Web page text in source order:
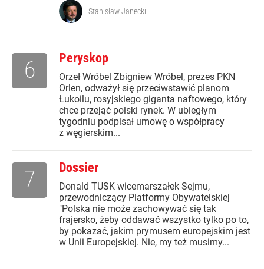
Stanisław Janecki
Peryskop
Orzeł Wróbel Zbigniew Wróbel, prezes PKN
Orlen, odważył się przeciwstawić planom
Łukoilu, rosyjskiego giganta naftowego, który
chce przejąć polski rynek. W ubiegłym
tygodniu podpisał umowę o współpracy
z węgierskim...
6
Dossier
Donald TUSK wicemarszałek Sejmu,
przewodniczący Platformy Obywatelskiej
"Polska nie może zachowywać się tak
frajersko, żeby oddawać wszystko tylko po to,
by pokazać, jakim prymusem europejskim jest
w Unii Europejskiej. Nie, my też musimy...
7